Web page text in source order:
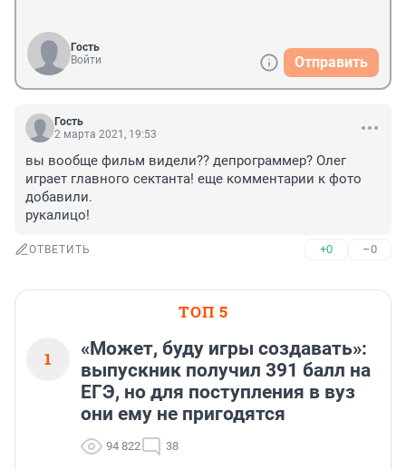
Гость
Войти
Отправить
Гость
2 марта 2021, 19:53
вы вообще фильм видели?? депрограммер? Олег
играет главного сектанта! еще комментарии к фото
добавили.
рукалицо!
ОТВЕТИТЬ +0 –0
ТОП 5
1
«Может, буду игры создавать»:
выпускник получил 391 балл на
ЕГЭ, но для поступления в вуз
они ему не пригодятся
94 822 38